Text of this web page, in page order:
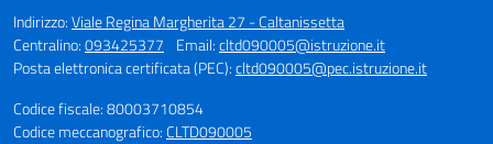
Indirizzo:Viale Regina Margherita 27 - Caltanissetta
Centralino:093425377 Email:cltd090005@istruzione.it
Posta elettronica certificata (PEC):cltd090005@pec.istruzione.it
Codice fiscale: 80003710854
Codice meccanografico:CLTD090005